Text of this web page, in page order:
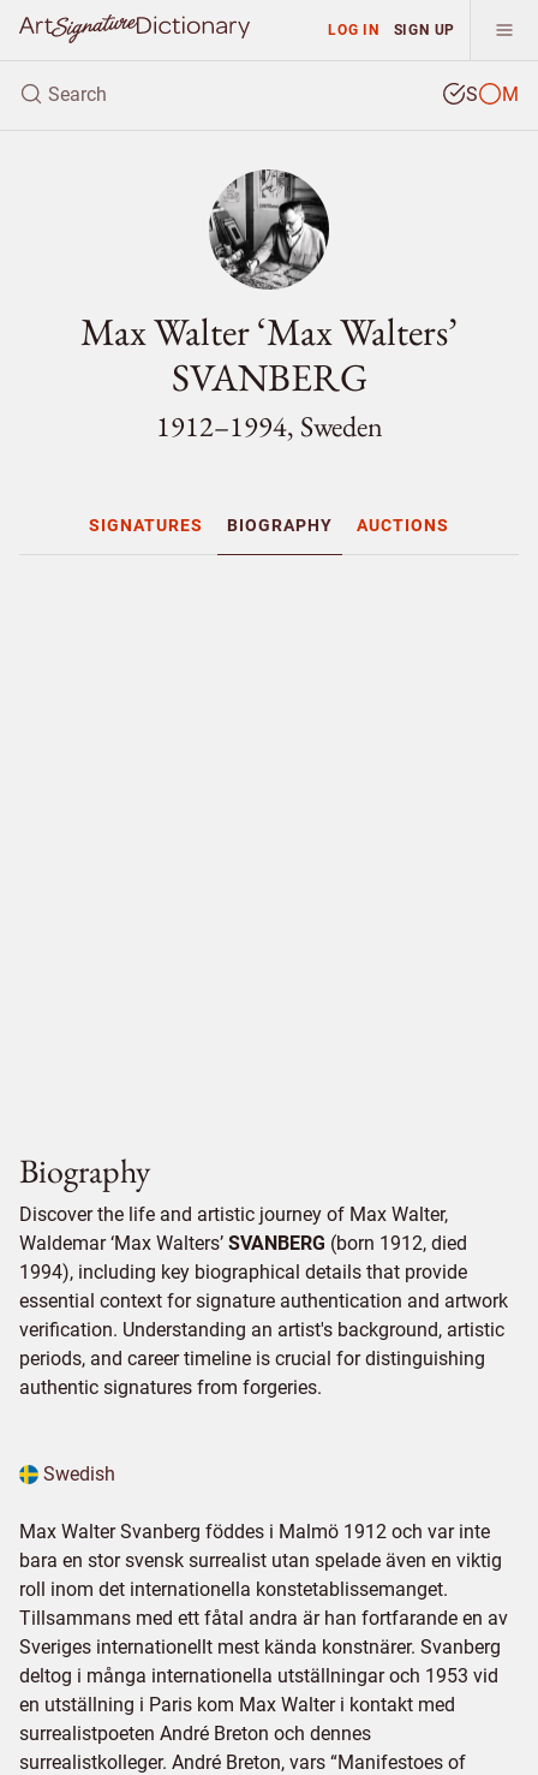
LOG IN SIGN UP
S M
Max Walter ‘Max Walters’
SVANBERG
1912–1994, Sweden
SIGNATURES BIOGRAPHY AUCTIONS
Biography
Discover the life and artistic journey of Max Walter,
Waldemar ‘Max Walters’ SVANBERG (born 1912, died
1994), including key biographical details that provide
essential context for signature authentication and artwork
verification. Understanding an artist's background, artistic
periods, and career timeline is crucial for distinguishing
authentic signatures from forgeries.
Swedish
Max Walter Svanberg föddes i Malmö 1912 och var inte
bara en stor svensk surrealist utan spelade även en viktig
roll inom det internationella konstetablissemanget.
Tillsammans med ett fåtal andra är han fortfarande en av
Sveriges internationellt mest kända konstnärer. Svanberg
deltog i många internationella utställningar och 1953 vid
en utställning i Paris kom Max Walter i kontakt med
surrealistpoeten André Breton och dennes
surrealistkolleger. André Breton, vars “Manifestoes of